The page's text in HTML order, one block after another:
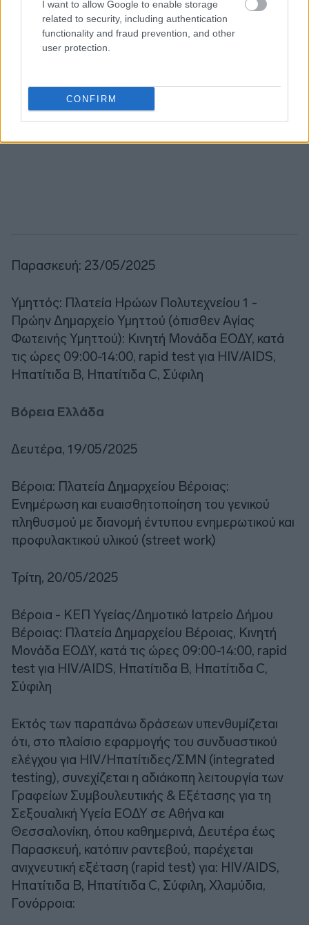
I want to allow Google to enable storage
related to security, including authentication
functionality and fraud prevention, and other
user protection.
CONFIRM
Παρασκευή: 23/05/2025
Υμηττός: Πλατεία Ηρώων Πολυτεχνείου 1 -
Πρώην Δημαρχείο Υμηττού (όπισθεν Αγίας
Φωτεινής Υμηττού): Κινητή Μονάδα ΕΟΔΥ, κατά
τις ώρες 09:00-14:00, rapid test για HIV/AIDS,
Ηπατίτιδα Β, Ηπατίτιδα C, Σύφιλη
Βόρεια Ελλάδα
Δευτέρα, 19/05/2025
Βέροια: Πλατεία Δημαρχείου Βέροιας:
Ενημέρωση και ευαισθητοποίηση του γενικού
πληθυσμού με διανομή έντυπου ενημερωτικού και
προφυλακτικού υλικού (street work)
Τρίτη, 20/05/2025
Βέροια - ΚΕΠ Υγείας/Δημοτικό Ιατρείο Δήμου
Βέροιας: Πλατεία Δημαρχείου Βέροιας, Κινητή
Μονάδα ΕΟΔΥ, κατά τις ώρες 09:00-14:00, rapid
test για HIV/AIDS, Ηπατίτιδα Β, Ηπατίτιδα C,
Σύφιλη
Εκτός των παραπάνω δράσεων υπενθυμίζεται
ότι, στο πλαίσιο εφαρμογής του συνδυαστικού
ελέγχου για HIV/Ηπατίτιδες/ΣΜΝ (integrated
testing), συνεχίζεται η αδιάκοπη λειτουργία των
Γραφείων Συμβουλευτικής & Εξέτασης για τη
Σεξουαλική Υγεία ΕΟΔΥ σε Αθήνα και
Θεσσαλονίκη, όπου καθημερινά, Δευτέρα έως
Παρασκευή, κατόπιν ραντεβού, παρέχεται
ανιχνευτική εξέταση (rapid test) για: HIV/AIDS,
Ηπατίτιδα Β, Ηπατίτιδα C, Σύφιλη, Χλαμύδια,
Γονόρροια: